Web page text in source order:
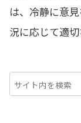
は、冷静に意
況に応じて適